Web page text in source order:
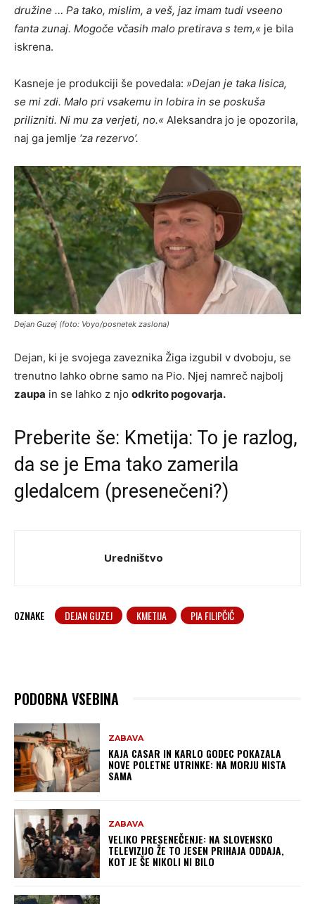
družine … Pa tako, mislim, a veš, jaz imam tudi vseeno
fanta zunaj. Mogoče včasih malo pretirava s tem,« je bila
iskrena.
Kasneje je produkciji še povedala: »Dejan je taka lisica,
se mi zdi. Malo pri vsakemu in lobira in se poskuša
prilizniti. Ni mu za verjeti, no.« Aleksandra jo je opozorila,
naj ga jemlje ‘za rezervo’.
Dejan Guzej (foto: Voyo/posnetek zaslona)
Dejan, ki je svojega zaveznika Žiga izgubil v dvoboju, se
trenutno lahko obrne samo na Pio. Njej namreč najbolj
zaupa in se lahko z njo odkrito pogovarja.
Preberite še: Kmetija: To je razlog,
da se je Ema tako zamerila
gledalcem (presenečeni?)
Uredništvo
OZNAKE DEJAN GUZEJ KMETIJA PIA FILIPČIČ
PODOBNA VSEBINA
ZABAVA
KAJA CASAR IN KARLO GODEC POKAZALA
NOVE POLETNE UTRINKE: NA MORJU NISTA
SAMA
ZABAVA
VELIKO PRESENEČENJE: NA SLOVENSKO
TELEVIZIJO ŽE TO JESEN PRIHAJA ODDAJA,
KOT JE ŠE NIKOLI NI BILO